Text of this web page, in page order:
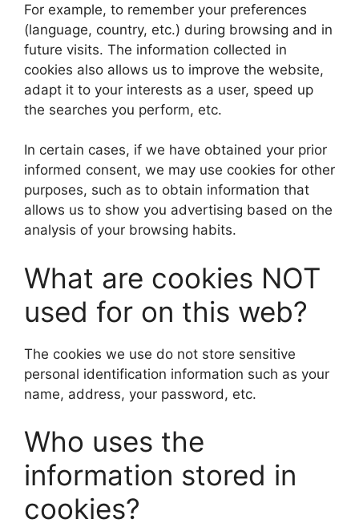
For example, to remember your preferences
(language, country, etc.) during browsing and in
future visits. The information collected in
cookies also allows us to improve the website,
adapt it to your interests as a user, speed up
the searches you perform, etc.
In certain cases, if we have obtained your prior
informed consent, we may use cookies for other
purposes, such as to obtain information that
allows us to show you advertising based on the
analysis of your browsing habits.
What are cookies NOT
used for on this web?
The cookies we use do not store sensitive
personal identification information such as your
name, address, your password, etc.
Who uses the
information stored in
cookies?